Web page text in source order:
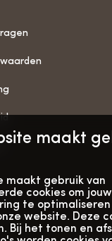
maakt
maakt gebruik van
cookies om jouw
te optimaliseren
website. Deze
Bij het tonen en